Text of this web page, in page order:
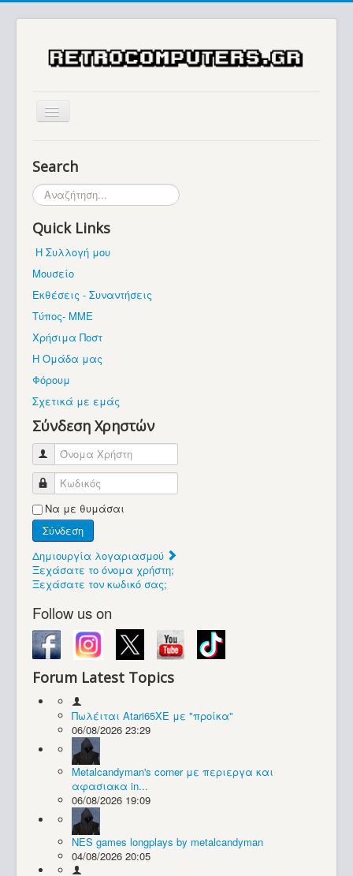
Μουσείο
Βρίσκεστε εδώ:
Συλλογές / Projects
Search
Αναζήτηση...
Quick Links
Η Συλλογή μου
Μουσείο
Εκθέσεις - Συναντήσεις
Τύπος- ΜΜΕ
Χρήσιμα Ποστ
Η Ομάδα μας
Φόρουμ
Σχετικά με εμάς
Σύνδεση Χρηστών
Όνομα Χρήστη
Κωδικός
Να με θυμάσαι
Σύνδεση
Δημιουργία λογαριασμού
Ξεχάσατε το όνομα χρήστη;
Ξεχάσατε τον κωδικό σας;
Follow us on
Forum Latest Topics
Πωλέιται Atari65XE με "προίκα"
06/08/2026 23:29
Metalcandyman's corner με περιεργα και
αφασιακα in...
06/08/2026 19:09
NES games longplays by metalcandyman
04/08/2026 20:05